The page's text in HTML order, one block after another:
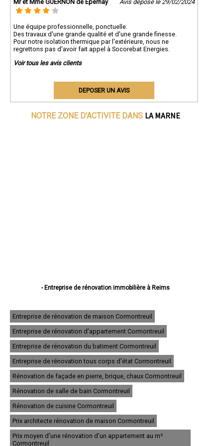
Mr et Mme GUERNON de Épernay Avis déposé le 29/02/2024
Une équipe professionnelle, ponctuelle.
Des travaux d'une grande qualité et d'une grande finesse.
Pour notre isolation thermique par l'extérieure, nous ne
regrettons pas d'avoir fait appel à Socorebat Energies.
Voir tous les avis clients
DEPOSER UN AVIS
NOTRE ZONE D'ACTIVITE DANS LA MARNE
- Entreprise de rénovation immobilière à Reims
- Entreprise de rénovation immobilière à Vitry-le-François
- Entreprise de rénovation immobilière à Tinqueux
- Entreprise de rénovation immobilière à Bétheny
- Entreprise de rénovation immobilière à Cormontreuil
- Entreprise de rénovation immobilière à Fismes
- Entreprise de rénovation immobilière à Saint-Memmie
- Entreprise de rénovation immobilière à Sézanne
- Entreprise de rénovation immobilière à Mourmelon-le-Grand
- Entreprise de rénovation immobilière à Witry-lès-Reims
- Entreprise de rénovation immobilière à Sainte-Menehould
- Entreprise de rénovation immobilière à Fagnières
- Entreprise de rénovation immobilière à Ay
- Entreprise de rénovation immobilière à Suippes
- Entreprise de rénovation immobilière à Montmirail
- Entreprise de rénovation immobilière à Saint-Brice-Courcelles
Entreprise de rénovation de maison Cormontreuil
Entreprise de rénovation d'appartement Cormontreuil
Entreprise de rénovation du batiment Cormontreuil
Entreprise de rénovation tous corps d'état Cormontreuil
Rénovation de façade en pierre, brique, chaux Cormontreuil
Rénovation de salle de bain Cormontreuil
Rénovation de cuisine Cormontreuil
Prix architecte rénovation de maison Cormontreuil
Prix moyen d'une rénovation d'un appartement au m²
Cormontreuil